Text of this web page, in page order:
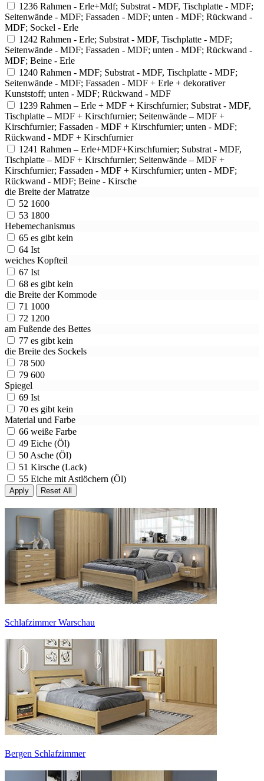
1236 Rahmen - Erle+Mdf; Substrat - MDF, Tischplatte - MDF;
Seitenwände - MDF; Fassaden - MDF; unten - MDF; Rückwand -
MDF; Sockel - Erle
1242 Rahmen - Erle; Substrat - MDF, Tischplatte - MDF;
Seitenwände - MDF; Fassaden - MDF; unten - MDF; Rückwand -
MDF; Beine - Erle
1240 Rahmen - MDF; Substrat - MDF, Tischplatte - MDF;
Seitenwände - MDF; Fassaden - MDF + Erle + dekorativer
Kunststoff; unten - MDF; Rückwand - MDF
1239 Rahmen – Erle + MDF + Kirschfurnier; Substrat - MDF,
Tischplatte – MDF + Kirschfurnier; Seitenwände – MDF +
Kirschfurnier; Fassaden - MDF + Kirschfurnier; unten - MDF;
Rückwand - MDF + Kirschfurnier
1241 Rahmen – Erle+MDF+Kirschfurnier; Substrat - MDF,
Tischplatte – MDF + Kirschfurnier; Seitenwände – MDF +
Kirschfurnier; Fassaden - MDF + Kirschfurnier; unten - MDF;
Rückwand - MDF; Beine - Kirsche
die Breite der Matratze
52 1600
53 1800
Hebemechanismus
65 es gibt kein
64 Ist
weiches Kopfteil
67 Ist
68 es gibt kein
die Breite der Kommode
71 1000
72 1200
am Fußende des Bettes
77 es gibt kein
die Breite des Sockels
78 500
79 600
Spiegel
69 Ist
70 es gibt kein
Material und Farbe
66 weiße Farbe
49 Eiche (Öl)
50 Asche (Öl)
51 Kirsche (Lack)
55 Eiche mit Astlöchern (Öl)
Schlafzimmer Warschau
Bergen Schlafzimmer